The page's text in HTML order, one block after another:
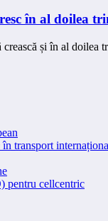
în al doilea
crească și în al doilea
transport
pentru cellcentric